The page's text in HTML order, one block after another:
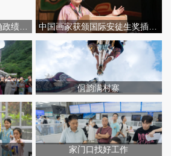
侗韵满村寨
家门口找好工作